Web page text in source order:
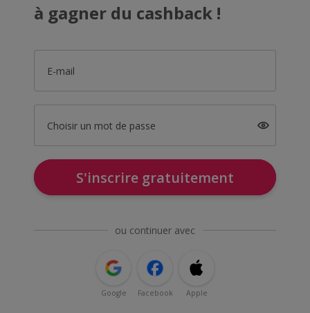
à gagner du cashback !
E-mail
Choisir un mot de passe
S'inscrire gratuitement
ou continuer avec
Google Facebook Apple